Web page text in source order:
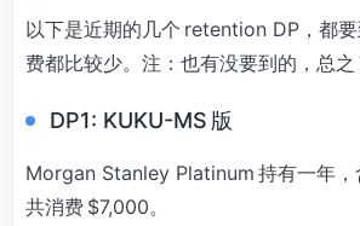
以下是近期的几个 retention DP，都
费都比较少。注：也有没要到的，总
DP1: KUKU-MS 版
Morgan Stanley Platinum 持有一年，
共消费 $7,000。